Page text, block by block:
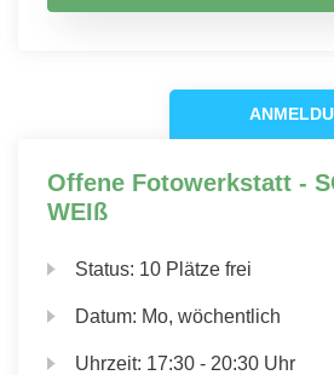
Offene Fotowerkstatt -
WEIß
Status: 10 Plätze frei
Datum: Mo, wöchentlich
Uhrzeit: 17:30 - 20:30 Uhr